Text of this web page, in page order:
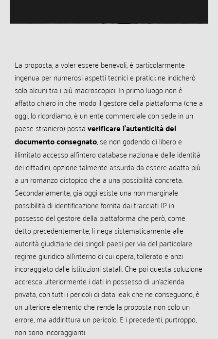
La proposta, a voler essere benevoli, è particolarmente
ingenua per numerosi aspetti tecnici e pratici; ne indicherò
solo alcuni tra i più macroscopici. In primo luogo non è
affatto chiaro in che modo il gestore della piattaforma (che a
oggi, lo ricordiamo, è un ente commerciale con sede in un
paese straniero) possaverificare l’autenticità del
documento consegnato, se non godendo di libero e
illimitato accesso all’intero database nazionale delle identità
dei cittadini, opzione talmente assurda da essere adatta più
a un romanzo distopico che a una possibilità concreta.
Secondariamente, già oggi esiste una non marginale
possibilità di identificazione fornita dai tracciati IP in
possesso del gestore della piattaforma che però, come
detto precedentemente, li nega sistematicamente alle
autorità giudiziarie dei singoli paesi per via del particolare
regime giuridico all’interno di cui opera, tollerato e anzi
incoraggiato dalle istituzioni statali. Che poi questa soluzione
accresca ulteriormente i dati in possesso di un’azienda
privata, con tutti i pericoli di data leak che ne conseguono, è
un ulteriore elemento che rende la proposta non solo un
errore, ma addirittura un pericolo. E i precedenti, purtroppo,
non sono incoraggianti.